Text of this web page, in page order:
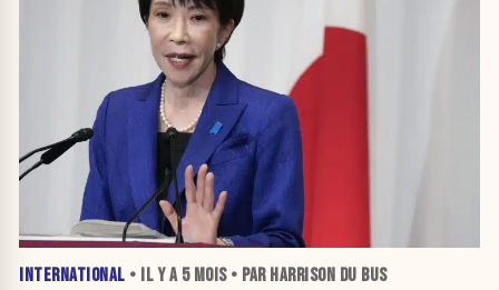
INTERNATIONAL • IL Y A 5 MOIS• PAR HARRISON DU BUS